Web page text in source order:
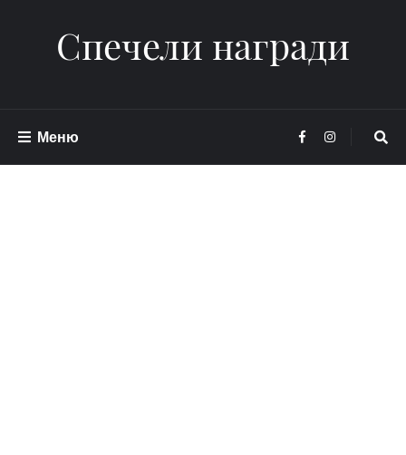
Спечели награди
Меню